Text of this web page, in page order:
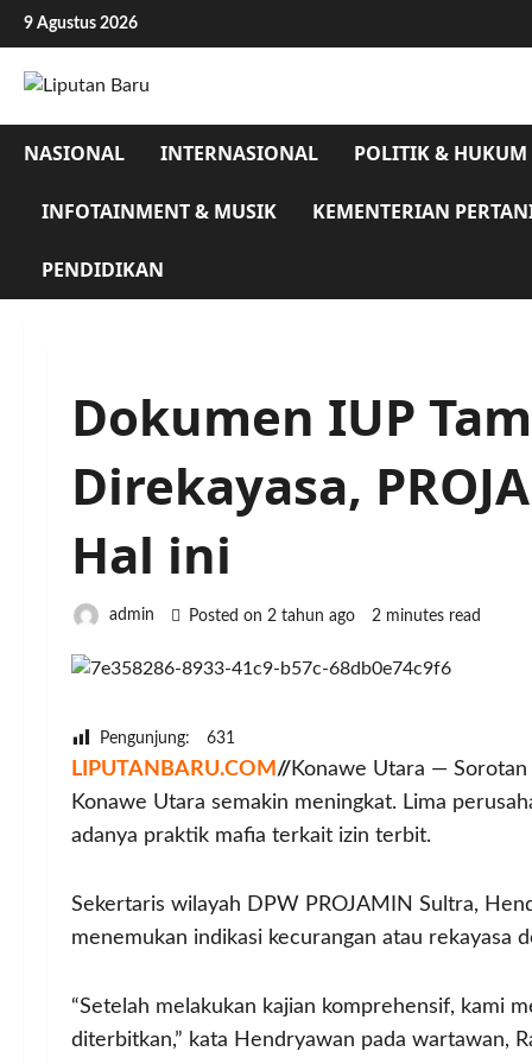
Skip
content
9 Agustus 2026
NASIONAL INTERNASIONAL POLITIK & HUKUM
INFOTAINMENT & MUSIK KEMENTERIAN
PENDIDIKAN
Dokumen IUP
Direkayasa,
Hal ini
admin Posted on 2 tahun ago 2 minutes read
Pengunjung: 631
LIPUTANBARU.COM // Konawe Utara —
Konawe Utara semakin meningkat. Lima
adanya praktik mafia terkait izin terbit.
Sekertaris wilayah DPW PROJAMIN Sultra,
menemukan indikasi kecurangan atau rekayasa
“Setelah melakukan kajian komprehensif, kami
diterbitkan,” kata Hendryawan pada wartawan,